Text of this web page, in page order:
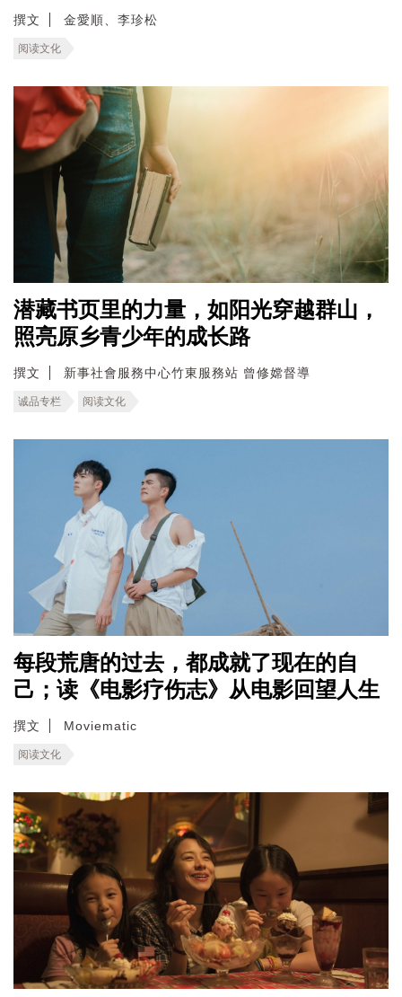
撰文 金愛順、李珍松
阅读文化
潜藏书页里的力量，如阳光穿越群山，
照亮原乡青少年的成长路
撰文 新事社會服務中心竹東服務站 曾修嫦督導
诚品专栏 阅读文化
每段荒唐的过去，都成就了现在的自
己；读《电影疗伤志》从电影回望人生
撰文 Moviematic
阅读文化